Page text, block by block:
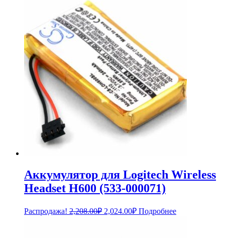
2,208.00₽.
Аккумулятор для Logitech Wireless
Headset H600 (533-000071)
Распродажа! 2,208.00₽ Первоначальная
2,024.00₽Текущая
цена:
Подробнее